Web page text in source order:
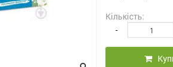
Кількість:
-